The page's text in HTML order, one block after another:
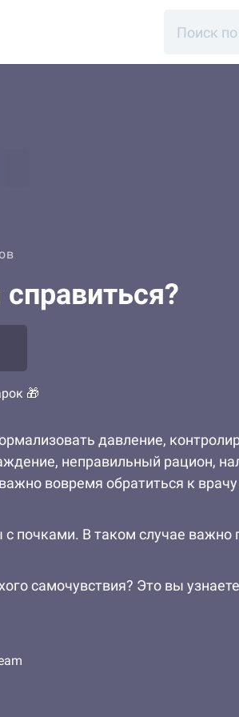
🎁
давление,
неправильный рацион,
вовремя обратиться к врачу
почками. В таком случае важно
самочувствия? Это вы